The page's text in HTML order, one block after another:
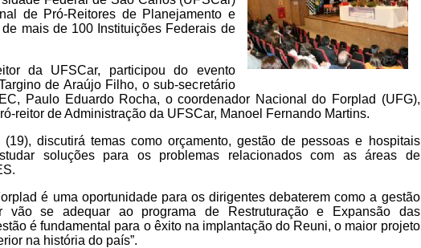
de Pró-Reitores de Planejamento e
mais de 100 Instituições Federais de
da UFSCar, participou do evento
de Araújo Filho, o sub-secretário
Paulo Eduardo Rocha, o coordenador Nacional do Forplad (UFG),
reitor de Administração da UFSCar, Manoel Fernando Martins.
discutirá temas como orçamento, gestão de pessoas e hospitais
soluções para os problemas relacionados com as áreas de
é uma oportunidade para os dirigentes debaterem como a gestão
vão se adequar ao programa de Restruturação e Expansão das
é fundamental para o êxito na implantação do Reuni, o maior projeto
na história do país”.